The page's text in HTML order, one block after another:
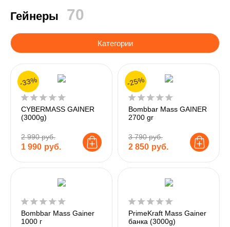
Гейнеры 70
Категории
CYBERMASS GAINER
(3000g)
2 990 руб.
1 990 руб.
-33%
Bombbar Mass GAINER
2700 gr
3 790 руб.
2 850 руб.
-25%
Bombbar Mass Gainer
1000 г
PrimeKraft Mass Gainer
банка (3000g)